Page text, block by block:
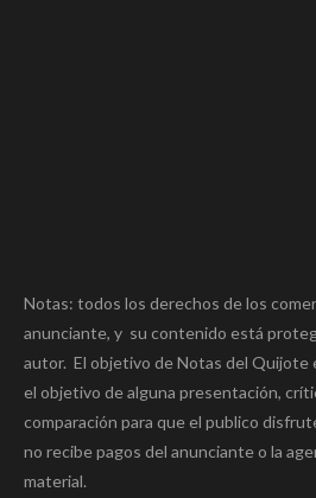
Notas: todos los derechos de los
anunciante, y su contenido está
autor. El objetivo de Notas del Quijote
el objetivo de alguna presentación,
comparación para que el publico
no recibe pagos del anunciante o la
material.